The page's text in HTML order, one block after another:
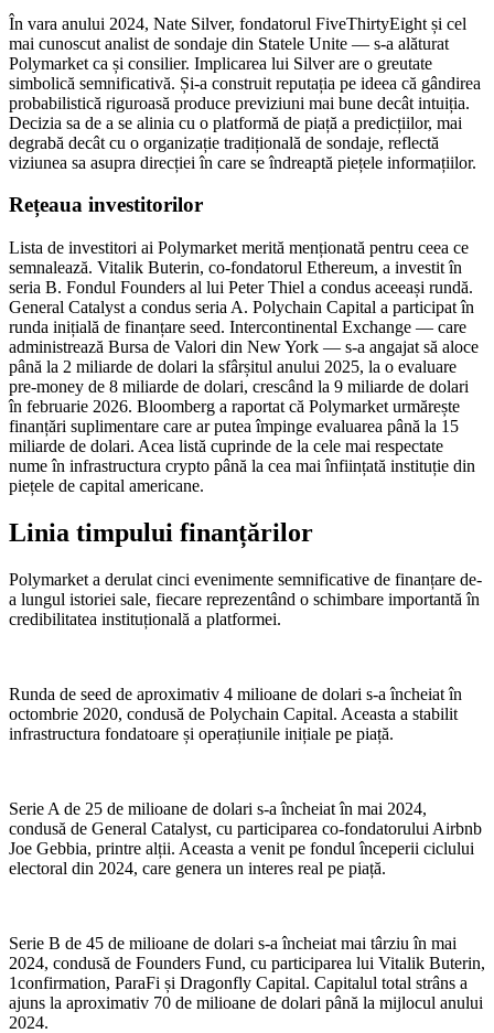
În vara anului 2024, Nate Silver, fondatorul FiveThirtyEight și cel
mai cunoscut analist de sondaje din Statele Unite — s-a alăturat
Polymarket ca și consilier. Implicarea lui Silver are o greutate
simbolică semnificativă. Și-a construit reputația pe ideea că gândirea
probabilistică riguroasă produce previziuni mai bune decât intuiția.
Decizia sa de a se alinia cu o platformă de piață a predicțiilor, mai
degrabă decât cu o organizație tradițională de sondaje, reflectă
viziunea sa asupra direcției în care se îndreaptă piețele informațiilor.
Rețeaua investitorilor
Lista de investitori ai Polymarket merită menționată pentru ceea ce
semnalează. Vitalik Buterin, co-fondatorul Ethereum, a investit în
seria B. Fondul Founders al lui Peter Thiel a condus aceeași rundă.
General Catalyst a condus seria A. Polychain Capital a participat în
runda inițială de finanțare seed. Intercontinental Exchange — care
administrează Bursa de Valori din New York — s-a angajat să aloce
până la 2 miliarde de dolari la sfârșitul anului 2025, la o evaluare
pre-money de 8 miliarde de dolari, crescând la 9 miliarde de dolari
în februarie 2026. Bloomberg a raportat că Polymarket urmărește
finanțări suplimentare care ar putea împinge evaluarea până la 15
miliarde de dolari. Acea listă cuprinde de la cele mai respectate
nume în infrastructura crypto până la cea mai înființată instituție din
piețele de capital americane.
Linia timpului finanțărilor
Polymarket a derulat cinci evenimente semnificative de finanțare de-
a lungul istoriei sale, fiecare reprezentând o schimbare importantă în
credibilitatea instituțională a platformei.
Runda de seed de aproximativ 4 milioane de dolari s-a încheiat în
octombrie 2020, condusă de Polychain Capital. Aceasta a stabilit
infrastructura fondatoare și operațiunile inițiale pe piață.
Serie A de 25 de milioane de dolari s-a încheiat în mai 2024,
condusă de General Catalyst, cu participarea co-fondatorului Airbnb
Joe Gebbia, printre alții. Aceasta a venit pe fondul începerii ciclului
electoral din 2024, care genera un interes real pe piață.
Serie B de 45 de milioane de dolari s-a încheiat mai târziu în mai
2024, condusă de Founders Fund, cu participarea lui Vitalik Buterin,
1confirmation, ParaFi și Dragonfly Capital. Capitalul total strâns a
ajuns la aproximativ 70 de milioane de dolari până la mijlocul anului
2024.